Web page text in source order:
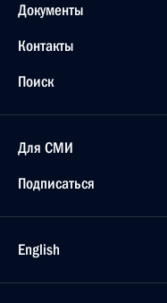
Документы
Контакты
Поиск
Для СМИ
Подписаться
English